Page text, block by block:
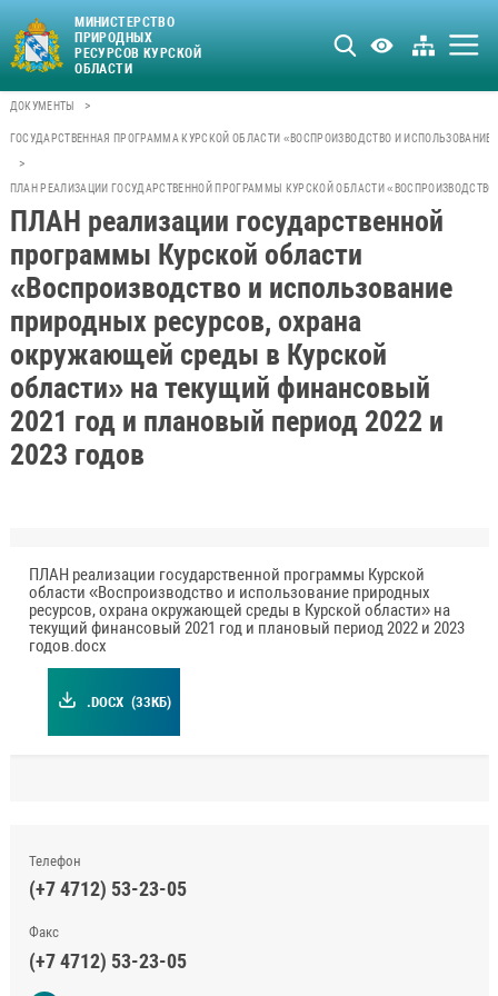
МИНИСТЕРСТВО
ПРИРОДНЫХ
РЕСУРСОВ КУРСКОЙ
ОБЛАСТИ
ДОКУМЕНТЫ >
ГОСУДАРСТВЕННАЯ ПРОГРАММА КУРСКОЙ ОБЛАСТИ «ВОСПРОИЗВОДСТВО И
>
ПЛАН РЕАЛИЗАЦИИ ГОСУДАРСТВЕННОЙ ПРОГРАММЫ КУРСКОЙ ОБЛАСТИ
ПЛАН реализации государственной
программы Курской области
«Воспроизводство и использование
природных ресурсов, охрана
окружающей среды в Курской
области» на текущий финансовый
2021 год и плановый период 2022 и
2023 годов
ПЛАН реализации государственной программы Курской
области «Воспроизводство и использование природных
ресурсов, охрана окружающей среды в Курской области» на
текущий финансовый 2021 год и плановый период 2022 и 2023
годов.docx
.DOCX (33КБ)
Телефон
(+7 4712) 53-23-05
Факс
(+7 4712) 53-23-05